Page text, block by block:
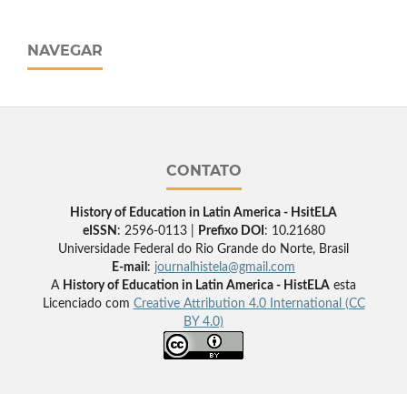
NAVEGAR
CONTATO
History of Education in Latin America - HsitELA
eISSN : 2596-0113 | Prefixo DOI : 10.21680
Universidade Federal do Rio Grande do Norte, Brasil
E-mail : journalhistela@gmail.com
A History of Education in Latin America - HistELA esta
Licenciado com Creative Attribution 4.0 International (CC
BY 4.0)